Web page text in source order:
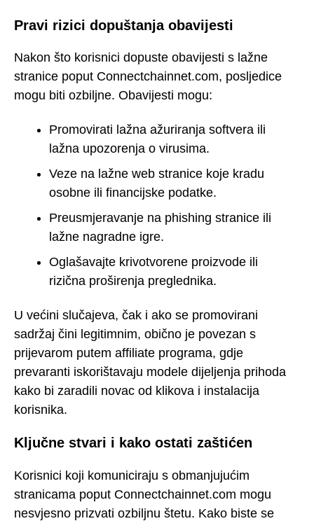
Pravi rizici dopuštanja obavijesti
Nakon što korisnici dopuste obavijesti s lažne
stranice poput Connectchainnet.com, posljedice
mogu biti ozbiljne. Obavijesti mogu:
Promovirati lažna ažuriranja softvera ili
lažna upozorenja o virusima.
Veze na lažne web stranice koje kradu
osobne ili financijske podatke.
Preusmjeravanje na phishing stranice ili
lažne nagradne igre.
Oglašavajte krivotvorene proizvode ili
rizična proširenja preglednika.
U većini slučajeva, čak i ako se promovirani
sadržaj čini legitimnim, obično je povezan s
prijevarom putem affiliate programa, gdje
prevaranti iskorištavaju modele dijeljenja prihoda
kako bi zaradili novac od klikova i instalacija
korisnika.
Ključne stvari i kako ostati zaštićen
Korisnici koji komuniciraju s obmanjujućim
stranicama poput Connectchainnet.com mogu
nesvjesno prizvati ozbiljnu štetu. Kako biste se